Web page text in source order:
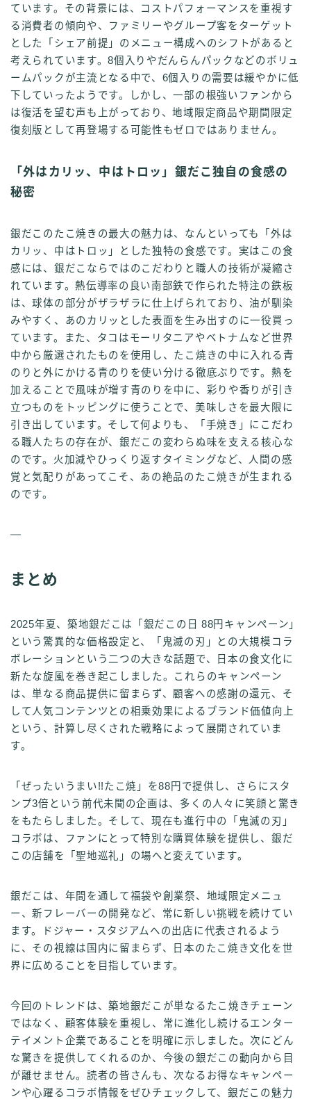
ています。その背景には、コストパフォーマンスを重視す
る消費者の傾向や、ファミリーやグループ客をターゲット
とした「シェア前提」のメニュー構成へのシフトがあると
考えられています。8個入りやだんらんパックなどのボリュ
ームパックが主流となる中で、6個入りの需要は緩やかに低
下していったようです。しかし、一部の根強いファンから
は復活を望む声も上がっており、地域限定商品や期間限定
復刻版として再登場する可能性もゼロではありません。
「外はカリッ、中はトロッ」銀だこ独自の食感の
秘密
銀だこのたこ焼きの最大の魅力は、なんといっても「外は
カリッ、中はトロッ」とした独特の食感です。実はこの食
感には、銀だこならではのこだわりと職人の技術が凝縮さ
れています。熱伝導率の良い南部鉄で作られた特注の鉄板
は、球体の部分がザラザラに仕上げられており、油が馴染
みやすく、あのカリッとした表面を生み出すのに一役買っ
ています。また、タコはモーリタニアやベトナムなど世界
中から厳選されたものを使用し、たこ焼きの中に入れる青
のりと外にかける青のりを使い分ける徹底ぶりです。熱を
加えることで風味が増す青のりを中に、彩りや香りが引き
立つものをトッピングに使うことで、美味しさを最大限に
引き出しています。そして何よりも、「手焼き」にこだわ
る職人たちの存在が、銀だこの変わらぬ味を支える核心な
のです。火加減やひっくり返すタイミングなど、人間の感
覚と気配りがあってこそ、あの絶品のたこ焼きが生まれる
のです。
—
まとめ
2025年夏、築地銀だこは「銀だこの日 88円キャンペーン」
という驚異的な価格設定と、「鬼滅の刃」との大規模コラ
ボレーションという二つの大きな話題で、日本の食文化に
新たな旋風を巻き起こしました。これらのキャンペーン
は、単なる商品提供に留まらず、顧客への感謝の還元、そ
して人気コンテンツとの相乗効果によるブランド価値向上
という、計算し尽くされた戦略によって展開されていま
す。
「ぜったいうまい!!たこ焼」を88円で提供し、さらにスタ
ンプ3倍という前代未聞の企画は、多くの人々に笑顔と驚き
をもたらしました。そして、現在も進行中の「鬼滅の刃」
コラボは、ファンにとって特別な購買体験を提供し、銀だ
この店舗を「聖地巡礼」の場へと変えています。
銀だこは、年間を通して福袋や創業祭、地域限定メニュ
ー、新フレーバーの開発など、常に新しい挑戦を続けてい
ます。ドジャー・スタジアムへの出店に代表されるよう
に、その視線は国内に留まらず、日本のたこ焼き文化を世
界に広めることを目指しています。
今回のトレンドは、築地銀だこが単なるたこ焼きチェーン
ではなく、顧客体験を重視し、常に進化し続けるエンター
テイメント企業であることを明確に示しました。次にどん
な驚きを提供してくれるのか、今後の銀だこの動向から目
が離せません。読者の皆さんも、次なるお得なキャンペー
ンや心躍るコラボ情報をぜひチェックして、銀だこの魅力